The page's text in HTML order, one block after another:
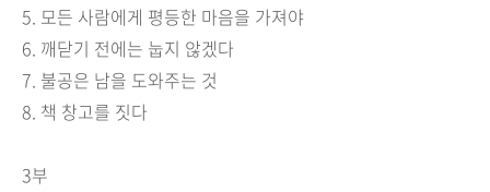
5. 모든 사람에게 평등한 마음을 가져야
6. 깨닫기 전에는 눕지 않겠다
7. 불공은 남을 도와주는 것
8. 책 창고를 짓다
3부